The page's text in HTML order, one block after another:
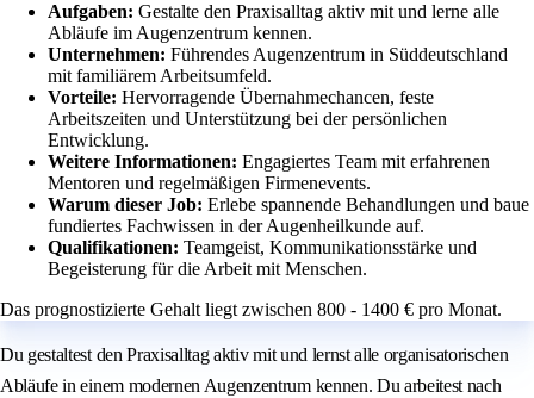
Aufgaben: Gestalte den Praxisalltag aktiv mit und lerne alle
Abläufe im Augenzentrum kennen.
Unternehmen: Führendes Augenzentrum in Süddeutschland
mit familiärem Arbeitsumfeld.
Vorteile: Hervorragende Übernahmechancen, feste
Arbeitszeiten und Unterstützung bei der persönlichen
Entwicklung.
Weitere Informationen: Engagiertes Team mit erfahrenen
Mentoren und regelmäßigen Firmenevents.
Warum dieser Job: Erlebe spannende Behandlungen und baue
fundiertes Fachwissen in der Augenheilkunde auf.
Qualifikationen: Teamgeist, Kommunikationsstärke und
Begeisterung für die Arbeit mit Menschen.
Das prognostizierte Gehalt liegt zwischen 800 - 1400 € pro Monat.
Du gestaltest den Praxisalltag aktiv mit und lernst alle organisatorischen
Abläufe in einem modernen Augenzentrum kennen. Du arbeitest nach